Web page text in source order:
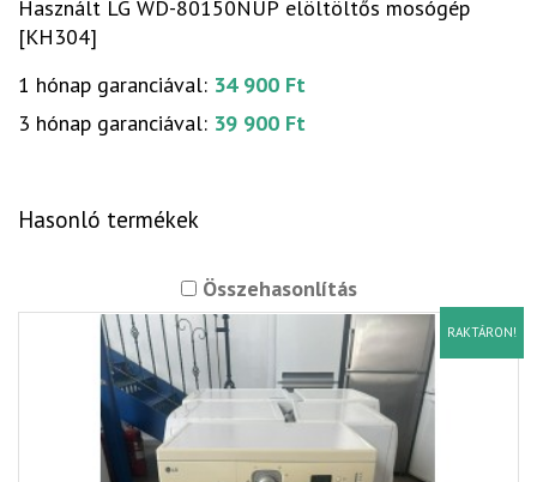
Használt LG WD-80150NUP elöltöltős mosógép
[KH304]
1 hónap garanciával: 34 900 Ft
3 hónap garanciával: 39 900 Ft
Hasonló termékek
Összehasonlítás
RAKTÁRON!